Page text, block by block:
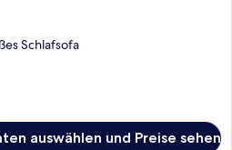
Schlafsofa
auswählen und Preise sehen